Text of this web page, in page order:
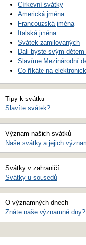
Církevní svátky
Americká jména
Francouzská jména
Italská jména
Svátek zamilovaných
Dali byste svým
Slavíme Mezinárodní
Co říkáte na
Tipy k svátku
Slavíte svátek?
Význam našich svátků
Naše svátky a jejich
Svátky v zahraničí
Svátky u sousedů
O významných dnech
Znáte naše významné dny?